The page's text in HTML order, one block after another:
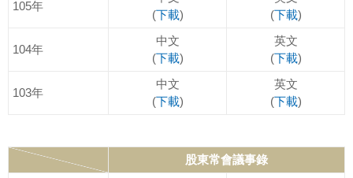
105年
(下載)
(下載)
104年
中文
(下載)
英文
(下載)
103年
中文
(下載)
英文
(下載)
股東常會議事錄